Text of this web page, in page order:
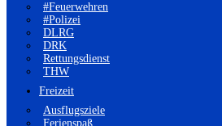
#Feuerwehren
#Polizei
DLRG
DRK
Rettungsdienst
THW
Freizeit
Ausflugsziele
Ferienspaß